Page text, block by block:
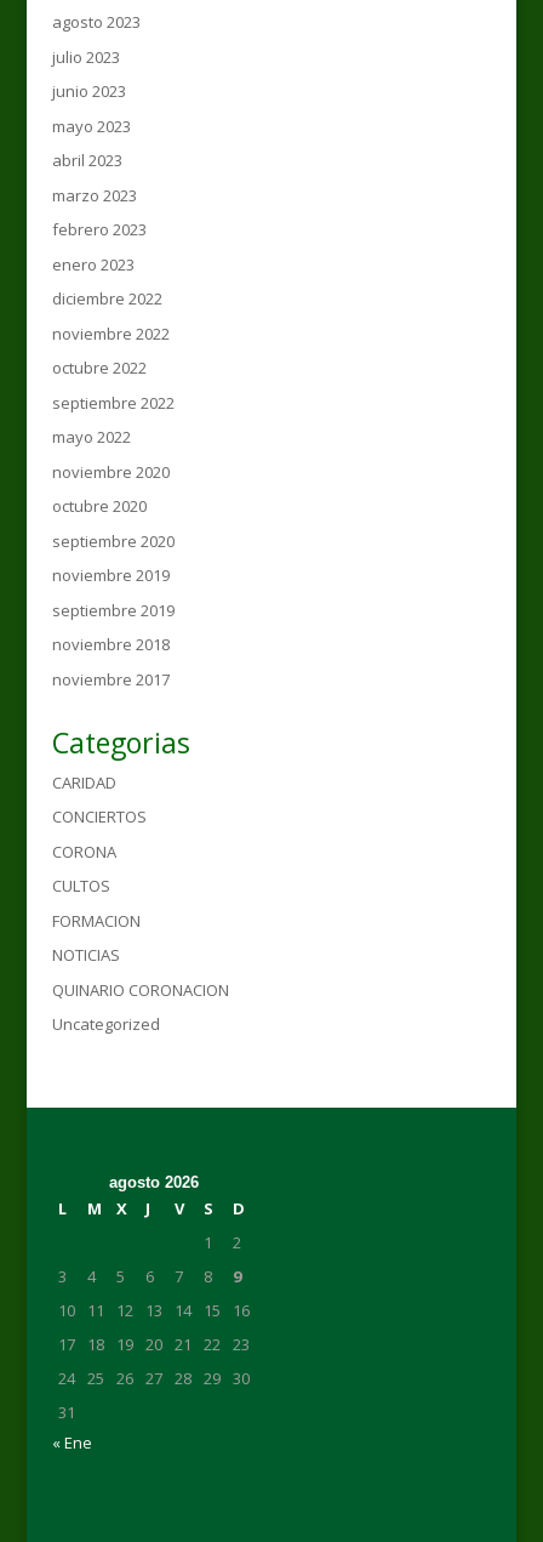
agosto 2023
julio 2023
junio 2023
mayo 2023
abril 2023
marzo 2023
febrero 2023
enero 2023
diciembre 2022
noviembre 2022
octubre 2022
septiembre 2022
mayo 2022
noviembre 2020
octubre 2020
septiembre 2020
noviembre 2019
septiembre 2019
noviembre 2018
noviembre 2017
Categorias
CARIDAD
CONCIERTOS
CORONA
CULTOS
FORMACION
NOTICIAS
QUINARIO CORONACION
Uncategorized
agosto 2026
L M X J V S
D
1
2
3
4 5 6 7 8
9
10
11 12 13 14 15
16
17
18 19 20 21 22
23
24 25 26 27 28 29 30
31
« Ene